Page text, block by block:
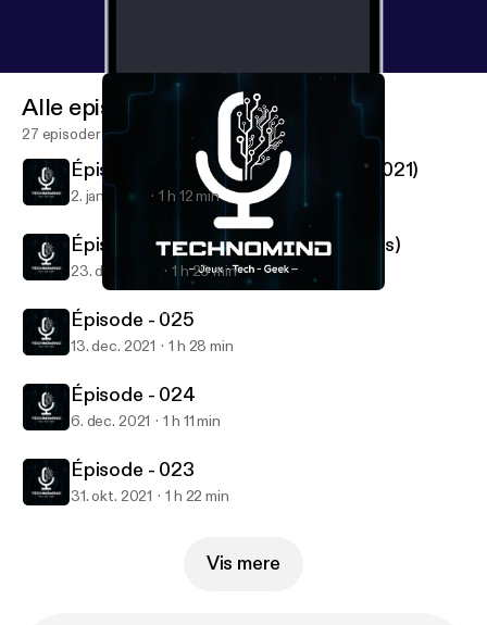
TechnoMind Podcast
Alle episoder
27 episoder
Épisode - 027 (Palmarès des Jeux 2021)
2. jan. 2022 1 h 12 min
Épisode - 026 (Spécial Game Awards)
23. dec. 2021 1 h 29 min
Épisode - 025
13. dec. 2021 1 h 28 min
Épisode - 024
6. dec. 2021 1 h 11 min
Épisode - 023
31. okt. 2021 1 h 22 min
Vis mere